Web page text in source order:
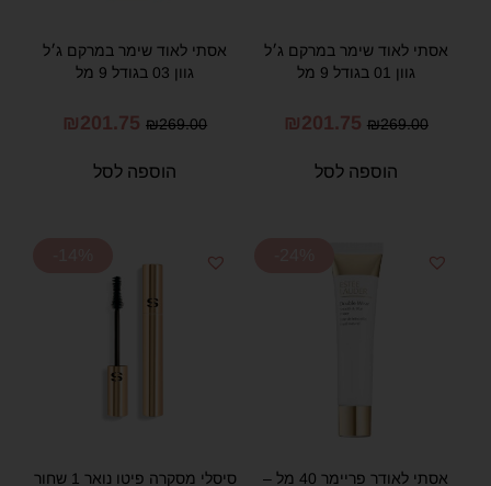
אסתי לאוד שימר במרקם ג׳ל
גוון 01 בגודל 9 מל
₪269.00
₪201.75
הוספה לסל
אסתי לאוד שימר במרקם ג׳ל
גוון 03 בגודל 9 מל
₪269.00
₪201.75
הוספה לסל
אסתי לאודר פריימר 40 מל – סיסלי מסקרה פיטו נואר 1 שחור